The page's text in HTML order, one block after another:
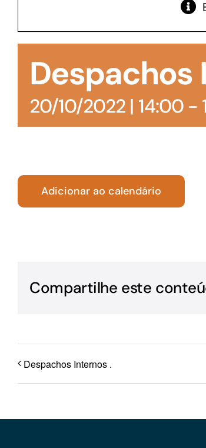
manutenção de estoques e despesas
Para os negócios voltados aos serviços do
turismo
Despachos
20/10/2022 | 14:00-
Adicionar ao calendário
Compartilhe este
Despachos Internos .